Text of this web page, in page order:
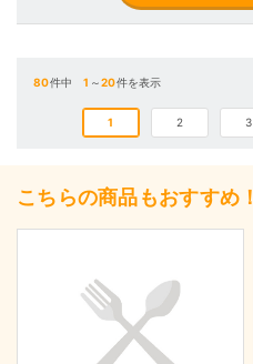
80件中1 ～20件を表示
1 2 3
こちらの商品もおすすめ！